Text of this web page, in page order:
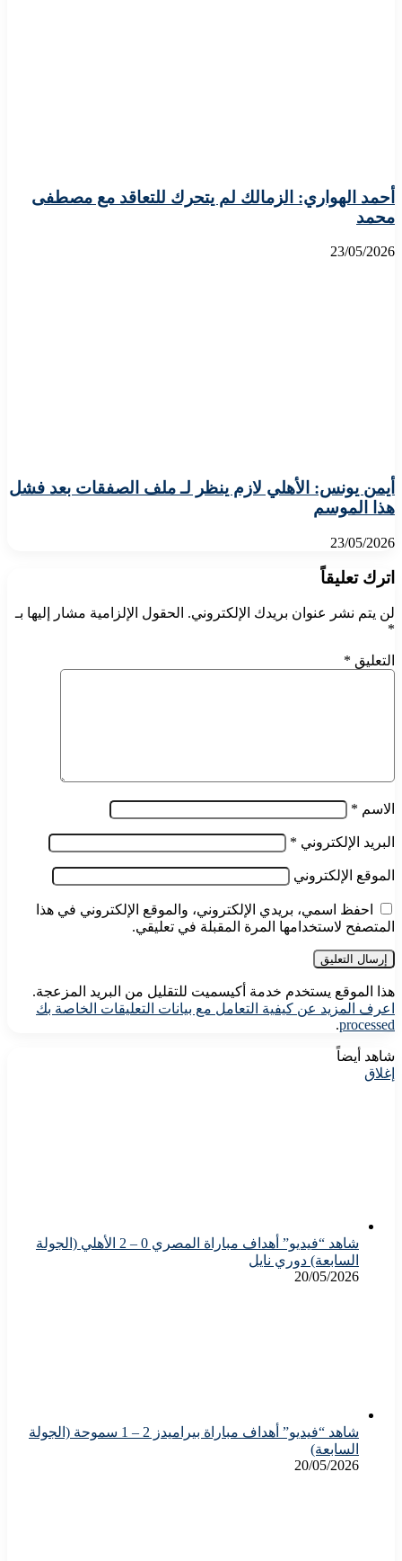
أحمد الهواري: الزمالك لم يتحرك للتعاقد مع مصطفى
محمد
23/05/2026
أيمن يونس: الأهلي لازم ينظر لـ ملف الصفقات بعد فشل
هذا الموسم
23/05/2026
اترك تعليقاً
لن يتم نشر عنوان بريدك الإلكتروني. الحقول الإلزامية مشار إليها بـ
*
التعليق *
الاسم *
البريد الإلكتروني *
الموقع الإلكتروني
احفظ اسمي، بريدي الإلكتروني، والموقع الإلكتروني في هذا
المتصفح لاستخدامها المرة المقبلة في تعليقي.
هذا الموقع يستخدم خدمة أكيسميت للتقليل من البريد المزعجة.
اعرف المزيد عن كيفية التعامل مع بيانات التعليقات الخاصة بك
processed
.
شاهد أيضاً
إغلاق
شاهد “فيديو” أهداف مباراة المصري 0 – 2 الأهلي (الجولة
السابعة) دوري نايل
20/05/2026
شاهد “فيديو” أهداف مباراة بيراميدز 2 – 1 سموحة (الجولة
السابعة)
20/05/2026